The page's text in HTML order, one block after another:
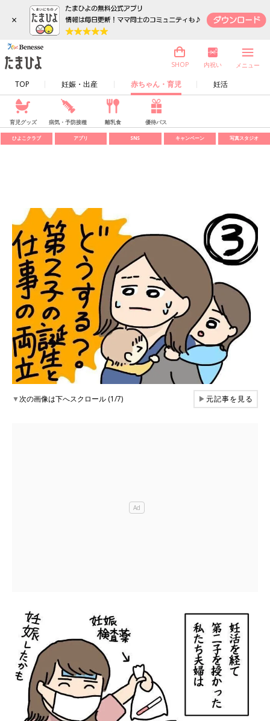
×
TOP 妊娠・出産 赤ちゃん・育児 妊活
SHOP 内祝い メニュー
育児グッズ 病気・予防接種 離乳食 優待パス
ひよこクラブ アプリ SNS キャンペーン 写真スタジオ
▼次の画像は下へスクロール (1/7) ▶元記事を見る